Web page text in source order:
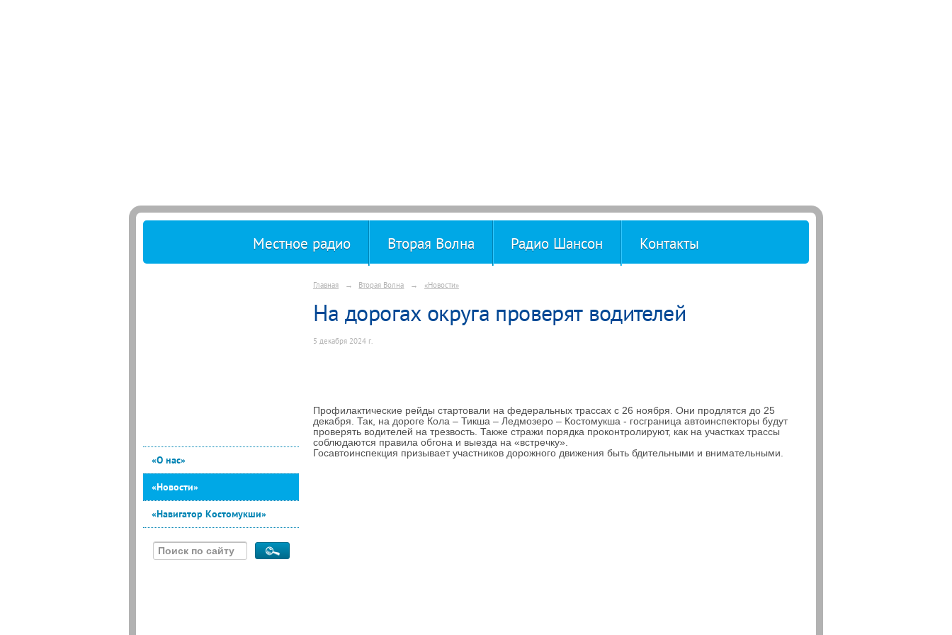
Местное радио Вторая Волна Радио Шансон Контакты
«О нас»
«Новости»
«Навигатор Костомукши»
Главная → Вторая Волна → «Новости»
На дорогах округа проверят водителей
5 декабря 2024 г.
Профилактические рейды стартовали на федеральных трассах с 26 ноября. Они продлятся до 25
декабря. Так, на дороге Кола – Тикша – Ледмозеро – Костомукша - госграница автоинспекторы будут
проверять водителей на трезвость. Также стражи порядка проконтролируют, как на участках трассы
соблюдаются правила обгона и выезда на «встречку».
Госавтоинспекция призывает участников дорожного движения быть бдительными и внимательными.